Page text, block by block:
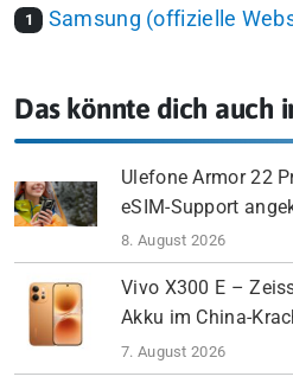
1 Samsung (offizielle
Das könnte dich auch
Ulefone Armor 22
eSIM-Support
8. August 2026
Vivo X300 E –
Akku im China-
7. August 2026